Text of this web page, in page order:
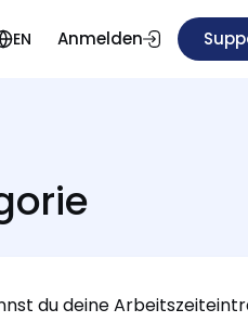
EN Anmelden
du deine